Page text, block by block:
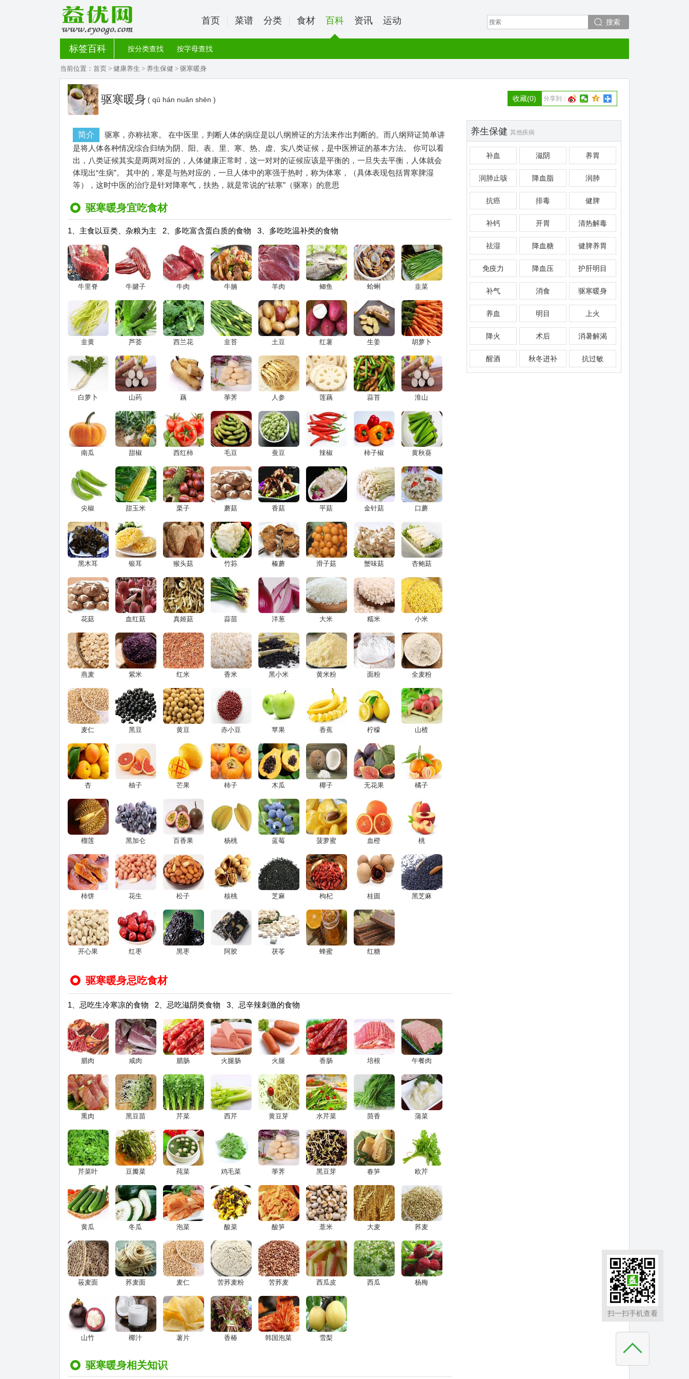
搜索
首页 菜谱 分类 食材 百科 资讯 运动
标签百科 按分类查找 按字母查找
当前位置： 首页 > 健康养生 > 养生保健 > 驱寒暖身
驱寒暖身 ( qū hán nuǎn shēn ) 分享到：
收藏(0)
简介
驱寒，亦称祛寒。 在中医里，判断人体的病症是以八纲辨证的方法来作出判断的。而八纲辩证简单讲
是将人体各种情况综合归纳为阴、阳、表、里、寒、热、虚、实八类证候，是中医辨证的基本方法。 你可以看
出，八类证候其实是两两对应的，人体健康正常时，这一对对的证候应该是平衡的，一旦失去平衡，人体就会
体现出“生病”。 其中的，寒是与热对应的，一旦人体中的寒强于热时，称为体寒，（具体表现包括胃寒脾湿
等），这时中医的治疗是针对降寒气，扶热，就是常说的“祛寒”（驱寒）的意思
驱寒暖身宜吃食材
1、主食以豆类、杂粮为主 2、多吃富含蛋白质的食物 3、多吃吃温补类的食物
牛里脊 牛腱子 牛肉 牛腩 羊肉 鲫鱼 蛤蜊 韭菜
韭黄 芦荟 西兰花 韭苔 土豆 红薯 生姜 胡萝卜
白萝卜 山药 藕 荸荠 人参 莲藕 蒜苔 淮山
南瓜 甜椒 西红柿 毛豆 蚕豆 辣椒 柿子椒 黄秋葵
尖椒 甜玉米 栗子 蘑菇 香菇 平菇 金针菇 口蘑
黑木耳 银耳 猴头菇 竹荪 榛蘑 滑子菇 蟹味菇 杏鲍菇
花菇 血红菇 真姬菇 蒜苗 洋葱 大米 糯米 小米
燕麦 紫米 红米 香米 黑小米 黄米粉 面粉 全麦粉
麦仁 黑豆 黄豆 赤小豆 苹果 香蕉 柠檬 山楂
杏 柚子 芒果 柿子 木瓜 椰子 无花果 橘子
榴莲 黑加仑 百香果 杨桃 蓝莓 菠萝蜜 血橙 桃
柿饼 花生 松子 核桃 芝麻 枸杞 桂圆 黑芝麻
开心果 红枣 黑枣 阿胶 茯苓 蜂蜜 红糖
驱寒暖身忌吃食材
1、忌吃生冷寒凉的食物 2、忌吃滋阴类食物 3、忌辛辣刺激的食物
腊肉 咸肉 腊肠 火腿肠 火腿 香肠 培根 午餐肉
熏肉 黑豆苗 芹菜 西芹 黄豆芽 水芹菜 茴香 蒲菜
芹菜叶 豆瓣菜 莼菜 鸡毛菜 荸荠 黑豆芽 春笋 欧芹
黄瓜 冬瓜 泡菜 酸菜 酸笋 薏米 大麦 荞麦
莜麦面 荞麦面 麦仁 苦荞麦粉 苦荞麦 西瓜皮 西瓜 杨梅
山竹 椰汁 薯片 香椿 韩国泡菜 雪梨
驱寒暖身相关知识
养生保健 其他疾病
补血 滋阴 养胃
润肺止咳 降血脂 润肺
抗癌 排毒 健脾
补钙 开胃 清热解毒
祛湿 降血糖 健脾养胃
免疫力 降血压 护肝明目
补气 消食 驱寒暖身
养血 明目 上火
降火 术后 消暑解渴
醒酒 秋冬进补 抗过敏
扫一扫手机查看